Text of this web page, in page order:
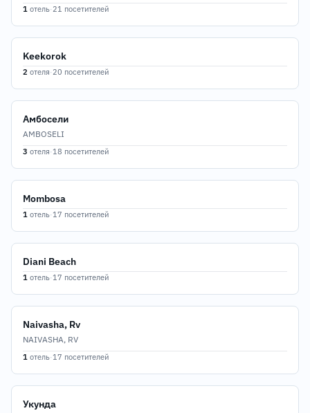
1 отель·21 посетителей
Keekorok
2 отеля·20 посетителей
Амбосели
AMBOSELI
3 отеля·18 посетителей
Mombosa
1 отель·17 посетителей
Diani Beach
1 отель·17 посетителей
Naivasha, Rv
NAIVASHA, RV
1 отель·17 посетителей
Укунда